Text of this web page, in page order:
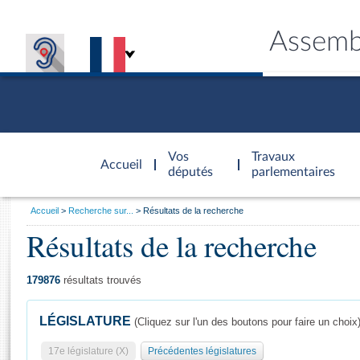
Accueil
d'accueil
Vos
députés
Travaux
parlementaires
Général
Vous
Accueil Recherche sur... Résultats de la recherche
Résultats de la recherche
179876 résultats trouvés
LÉGISLATURE (Cliquez sur l'un des boutons pour faire un choix)
17e législature (X) Précédentes législatures